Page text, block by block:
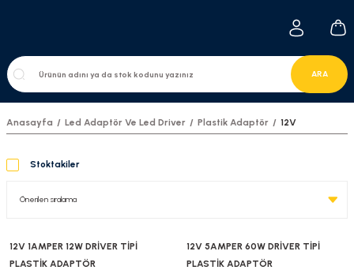
ARA
Anasayfa Led Adaptör Ve Led Driver Plastik Adaptör 12V
Stoktakiler
12V 1AMPER 12W DRİVER TİPİ
PLASTİK ADAPTÖR
12V 5AMPER 60W DRİVER TİPİ
PLASTİK ADAPTÖR